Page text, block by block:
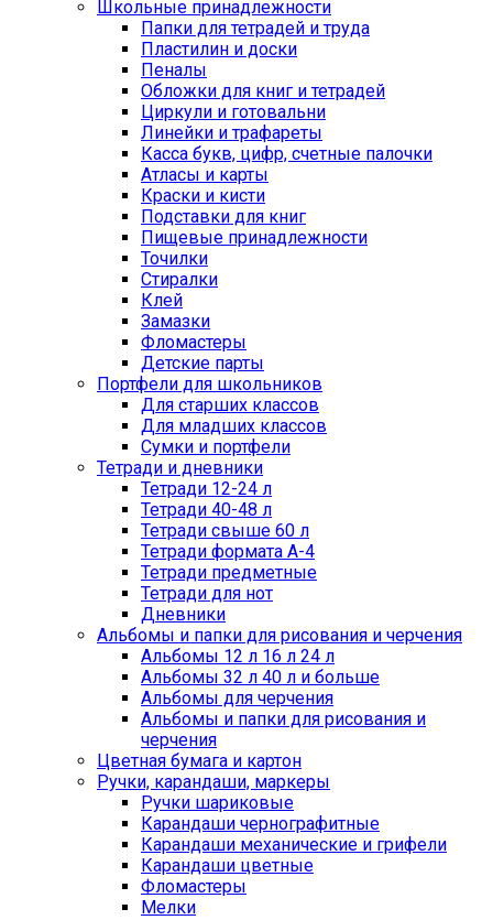
Школьные принадлежности
Папки для тетрадей и труда
Пластилин и доски
Пеналы
Обложки для книг и тетрадей
Циркули и готовальни
Линейки и трафареты
Касса букв, цифр, счетные палочки
Атласы и карты
Краски и кисти
Подставки для книг
Пищевые принадлежности
Точилки
Стиралки
Клей
Замазки
Фломастеры
Детские парты
Портфели для школьников
Для старших классов
Для младших классов
Сумки и портфели
Тетради и дневники
Тетради 12-24 л
Тетради 40-48 л
Тетради свыше 60 л
Тетради формата А-4
Тетради предметные
Тетради для нот
Дневники
Альбомы и папки для рисования и черчения
Альбомы 12 л 16 л 24 л
Альбомы 32 л 40 л и больше
Альбомы для черчения
Альбомы и папки для рисования и
черчения
Цветная бумага и картон
Ручки, карандаши, маркеры
Ручки шариковые
Карандаши чернографитные
Карандаши механические и грифели
Карандаши цветные
Фломастеры
Мелки